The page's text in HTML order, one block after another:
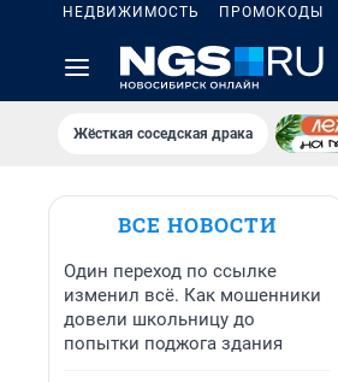
НЕДВИЖИМОСТЬ ПРОМОКОДЫ
Жёсткая соседская драка
ВСЕ НОВОСТИ
Один переход по ссылке
изменил всё. Как мошенники
довели школьницу до
попытки поджога здания